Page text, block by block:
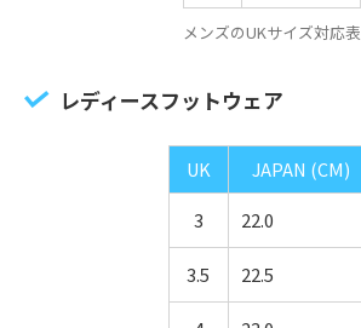
メンズのUKサイズ対応表
レディースフットウェア
UK
JAPAN (CM)
3
22.0
3.5 22.5